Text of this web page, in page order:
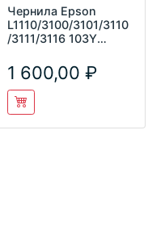
Чернила Epson
L1110/3100/3101/3110
/3111/3116 103Y
(65мл)
1 600,00